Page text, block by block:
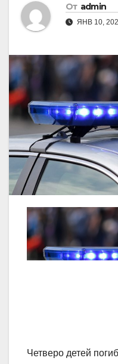
От admin
ЯНВ 10,
Четверо детей